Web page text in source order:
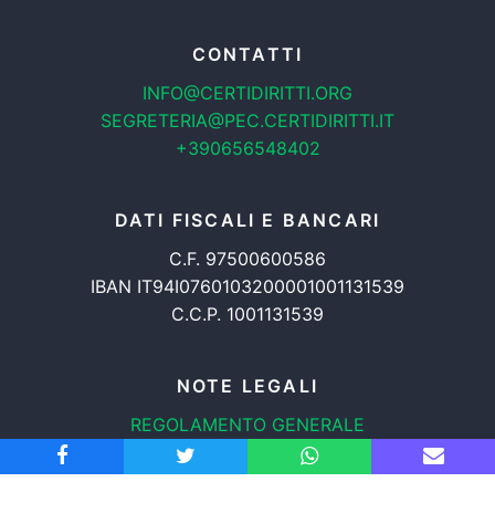
CONTATTI
INFO@CERTIDIRITTI.ORG
SEGRETERIA@PEC.CERTIDIRITTI.IT
+390656548402
DATI FISCALI E BANCARI
C.F. 97500600586
IBAN IT94I0760103200001001131539
C.C.P. 1001131539
NOTE LEGALI
REGOLAMENTO GENERALE
PROTEZIONE DATI
INFORMATIVA COOKIES